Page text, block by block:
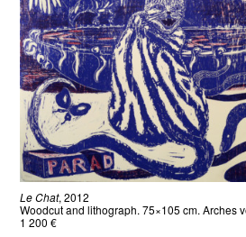
Le Chat, 2012
Woodcut and lithograph. 75×105 cm. Arches
1 200 €